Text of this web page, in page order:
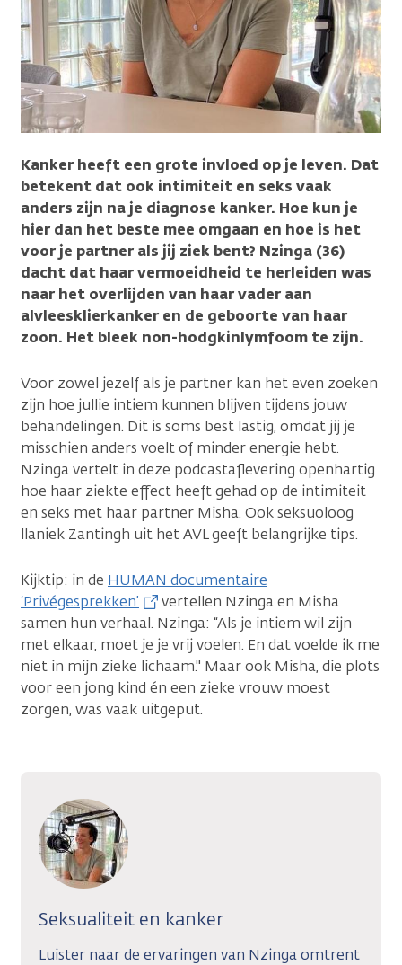
Kanker heeft een grote invloed op je leven. Dat
betekent dat ook intimiteit en seks vaak
anders zijn na je diagnose kanker. Hoe kun je
hier dan het beste mee omgaan en hoe is het
voor je partner als jij ziek bent? Nzinga (36)
dacht dat haar vermoeidheid te herleiden was
naar het overlijden van haar vader aan
alvleesklierkanker en de geboorte van haar
zoon. Het bleek non-hodgkinlymfoom te zijn.
Voor zowel jezelf als je partner kan het even zoeken
zijn hoe jullie intiem kunnen blijven tijdens jouw
behandelingen. Dit is soms best lastig, omdat jij je
misschien anders voelt of minder energie hebt.
Nzinga vertelt in deze podcastaflevering openhartig
hoe haar ziekte effect heeft gehad op de intimiteit
en seks met haar partner Misha. Ook seksuoloog
llaniek Zantingh uit het AVL geeft belangrijke tips.
Kijktip: in de HUMAN documentaire
‘Privégesprekken’
vertellen Nzinga en Misha
samen hun verhaal. Nzinga: “Als je intiem wil zijn
met elkaar, moet je je vrij voelen. En dat voelde ik me
niet in mijn zieke lichaam." Maar ook Misha, die plots
voor een jong kind én een zieke vrouw moest
zorgen, was vaak uitgeput.
Seksualiteit en kanker
Luister naar de ervaringen van Nzinga omtrent